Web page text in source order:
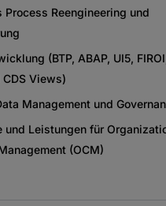
Process Reengineering und
(BTP, ABAP, UI5,
CDS Views)
Management und
und Leistungen für
(OCM)